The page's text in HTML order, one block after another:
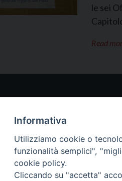
le sei
Read
Informativa
Utilizziamo cookie o
funzionalità semplici",
cookie policy.
Cliccando su "accetta"